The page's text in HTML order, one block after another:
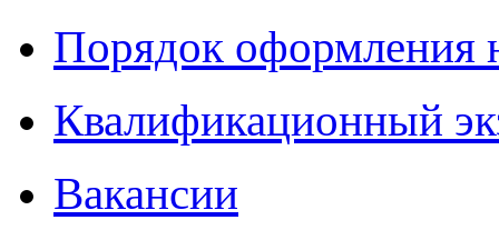
Порядок оформления
Квалификационный
Вакансии